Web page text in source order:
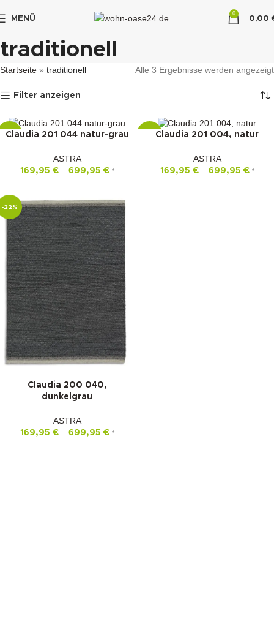
MENÜ
0
0,00
traditionell
Startseite » traditionell Alle 3 Ergebnisse werden angezeigt
Filter anzeigen
-22%
Claudia 201 044 natur-grau
ASTRA
169,95 €– 699,95 € *
-22%Claudia 201 004, natur
ASTRA
169,95 €– 699,95 € *
-22%
Claudia 200 040,
dunkelgrau
ASTRA
169,95 €– 699,95 € *